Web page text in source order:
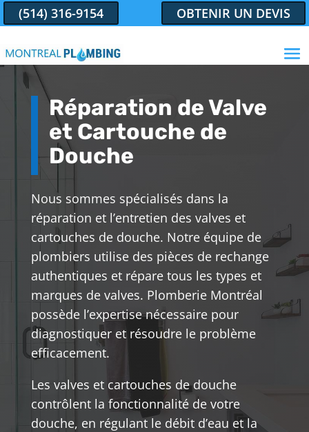
(514) 316-9154 OBTENIR UN DEVIS
Réparation de Valve
et Cartouche de
Douche
Nous sommes spécialisés dans la
réparation et l’entretien des valves et
cartouches de douche. Notre équipe de
plombiers utilise des pièces de rechange
authentiques et répare tous les types et
marques de valves. Plomberie Montréal
possède l’expertise nécessaire pour
diagnostiquer et résoudre le problème
efficacement.
Les valves et cartouches de douche
contrôlent la fonctionnalité de votre
douche, en régulant le débit d’eau et la